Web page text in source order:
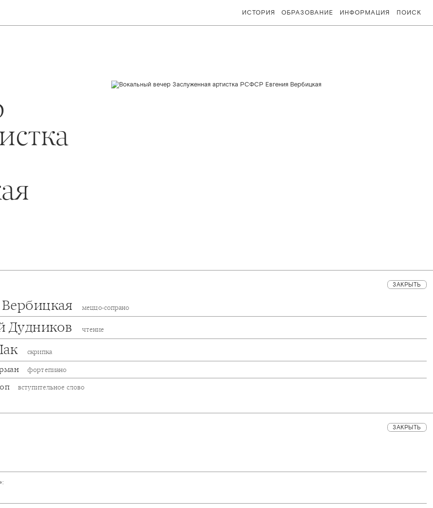
ИСТОРИЯ ОБРАЗОВАНИЕ ИНФОРМАЦИЯ ПОИСК
ЗАКРЫТЬ
меццо-сопрано
Дудников чтение
скрипка
фортепиано
вступительное слово
ЗАКРЫТЬ